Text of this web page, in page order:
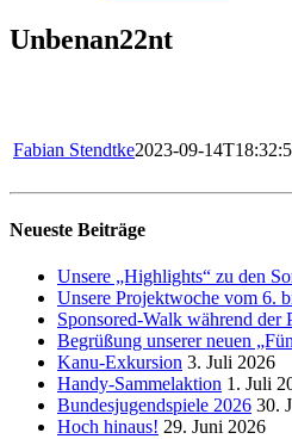
Unbenan22nt
Fabian Stendtke2023-09-
Neueste Beiträge
Unsere „Highlights“ zu den
Unsere Projektwoche vom 6.
Sponsored-Walk während der
Begrüßung unserer neuen
Kanu-Exkursion 3. Juli 2026
Handy-Sammelaktion 1. Juli
Bundesjugendspiele 2026 30.
Hoch hinaus! 29. Juni 2026